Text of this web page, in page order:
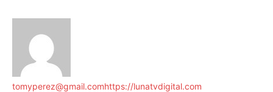
tomyperez@gmail.comhttps://lunatvdigital.com